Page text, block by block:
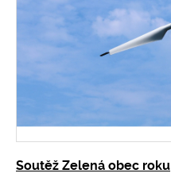
Soutěž Zelená obec roku